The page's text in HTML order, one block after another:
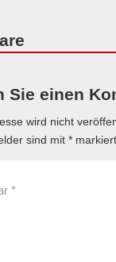
Sie einen
wird nicht
sind mit *markiert